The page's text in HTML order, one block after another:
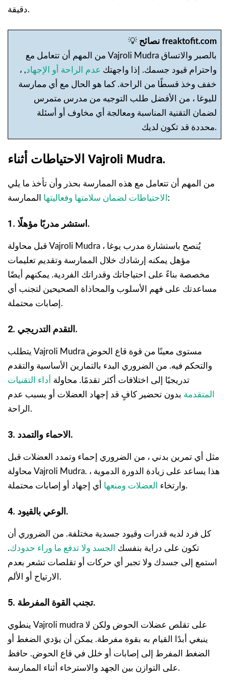
دقيقة.
💡
نصائح freaktofit.com
من المهم أن تتعامل مع Vajroli Mudra بالصبر والاتساق
واحترام قيود جسمك. إذا واجهتك عدم الراحة أو الإجهاد, ،
خفف وخذ قسطًا من الراحة. كما هو الحال مع أي ممارسة
لليوغا ، من الأفضل طلب التوجيه من مدرس متمرس
لضمان التقنية المناسبة ومعالجة أي مخاوف أو أسئلة
محددة قد تكون لديك.
الاحتياطات أثناء Vajroli Mudra.
من المهم أن تتعامل مع هذه الممارسة بحذر وأن تأخذ ما يلي
الاحتياطات لضمان سلامتها وفعاليتها الممارسة:
1. استشر مدربًا مؤهلًا.
قبل محاولة Vajroli Mudra ، يُنصح باستشارة مدرب يوغا
مؤهل يمكنه إرشادك خلال الممارسة وتقديم تعليمات
مخصصة بناءً على احتياجاتك وقدراتك الفردية. يمكنهم أيضًا
مساعدتك على فهم الأسلوب والمحاذاة الصحيحين لتجنب أي
إصابات محتملة.
2. التقدم التدريجي.
يتطلب Vajroli Mudra مستوى معينًا من قوة قاع الحوض
والتحكم فيه. من الضروري البدء بالتمارين الأساسية والتقدم
تدريجيًا إلى اختلافات أكثر تقدمًا. محاولة
أداء التقنيات
المتقدمة بدون تحضير كافٍ قد إجهاد العضلات أو يسبب عدم
الراحة.
3. الاحماء والتمدد.
مثل أي تمرين بدني ، من الضروري إحماء وتمدد العضلات قبل
محاولة Vajroli Mudra. هذا يساعد على زيادة الدورة الدموية ،
وارتخاء
العضلات ومنعها أي إجهاد أو إصابات محتملة.
4. الوعي بالقيود.
كل فرد لديه قدرات وقيود جسدية مختلفة. من الضروري أن
تكون على دراية بنفسك
الجسد ولا تدفع ما وراء حدودك.
استمع إلى جسدك ولا تجبر أي حركات أو تقلصات تشعر بعدم
الارتياح أو الألم.
5. تجنب القوة المفرطة.
ينطوي Vajroli mudra على تقلص عضلات الحوض ولكن لا
ينبغي أبدًا القيام به بقوة مفرطة. يمكن أن يؤدي الضغط أو
الضغط المفرط إلى إصابات أو خلل في قاع الحوض. حافظ
على التوازن بين الجهد والاسترخاء أثناء الممارسة.